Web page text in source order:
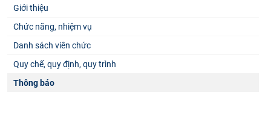
Giới thiệu
Chức năng, nhiệm vụ
Danh sách viên chức
Quy chế, quy định, quy trình
Thông báo